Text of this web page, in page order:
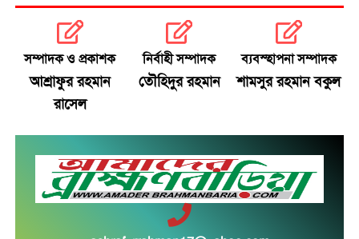
গ্যাস-বিদ্যুৎ সংকটে শিল্প, ঋণের সুদ মওকুফ চায়
বিএনপি নেতা আজাদের দলীয় পদ স্থগিত
অভিযোগ
জুলাইযোদ্ধাদের যানবাহন উপহার দিলেন প্রধানমন্ত্রী
সম্পাদক ও প্রকাশক
আশ্রাফুর রহমান
রাসেল
নির্বাহী সম্পাদক
তৌহিদুর রহমান
ব্যবস্হাপনা সম্পাদক
শামসুর রহমান বকুল